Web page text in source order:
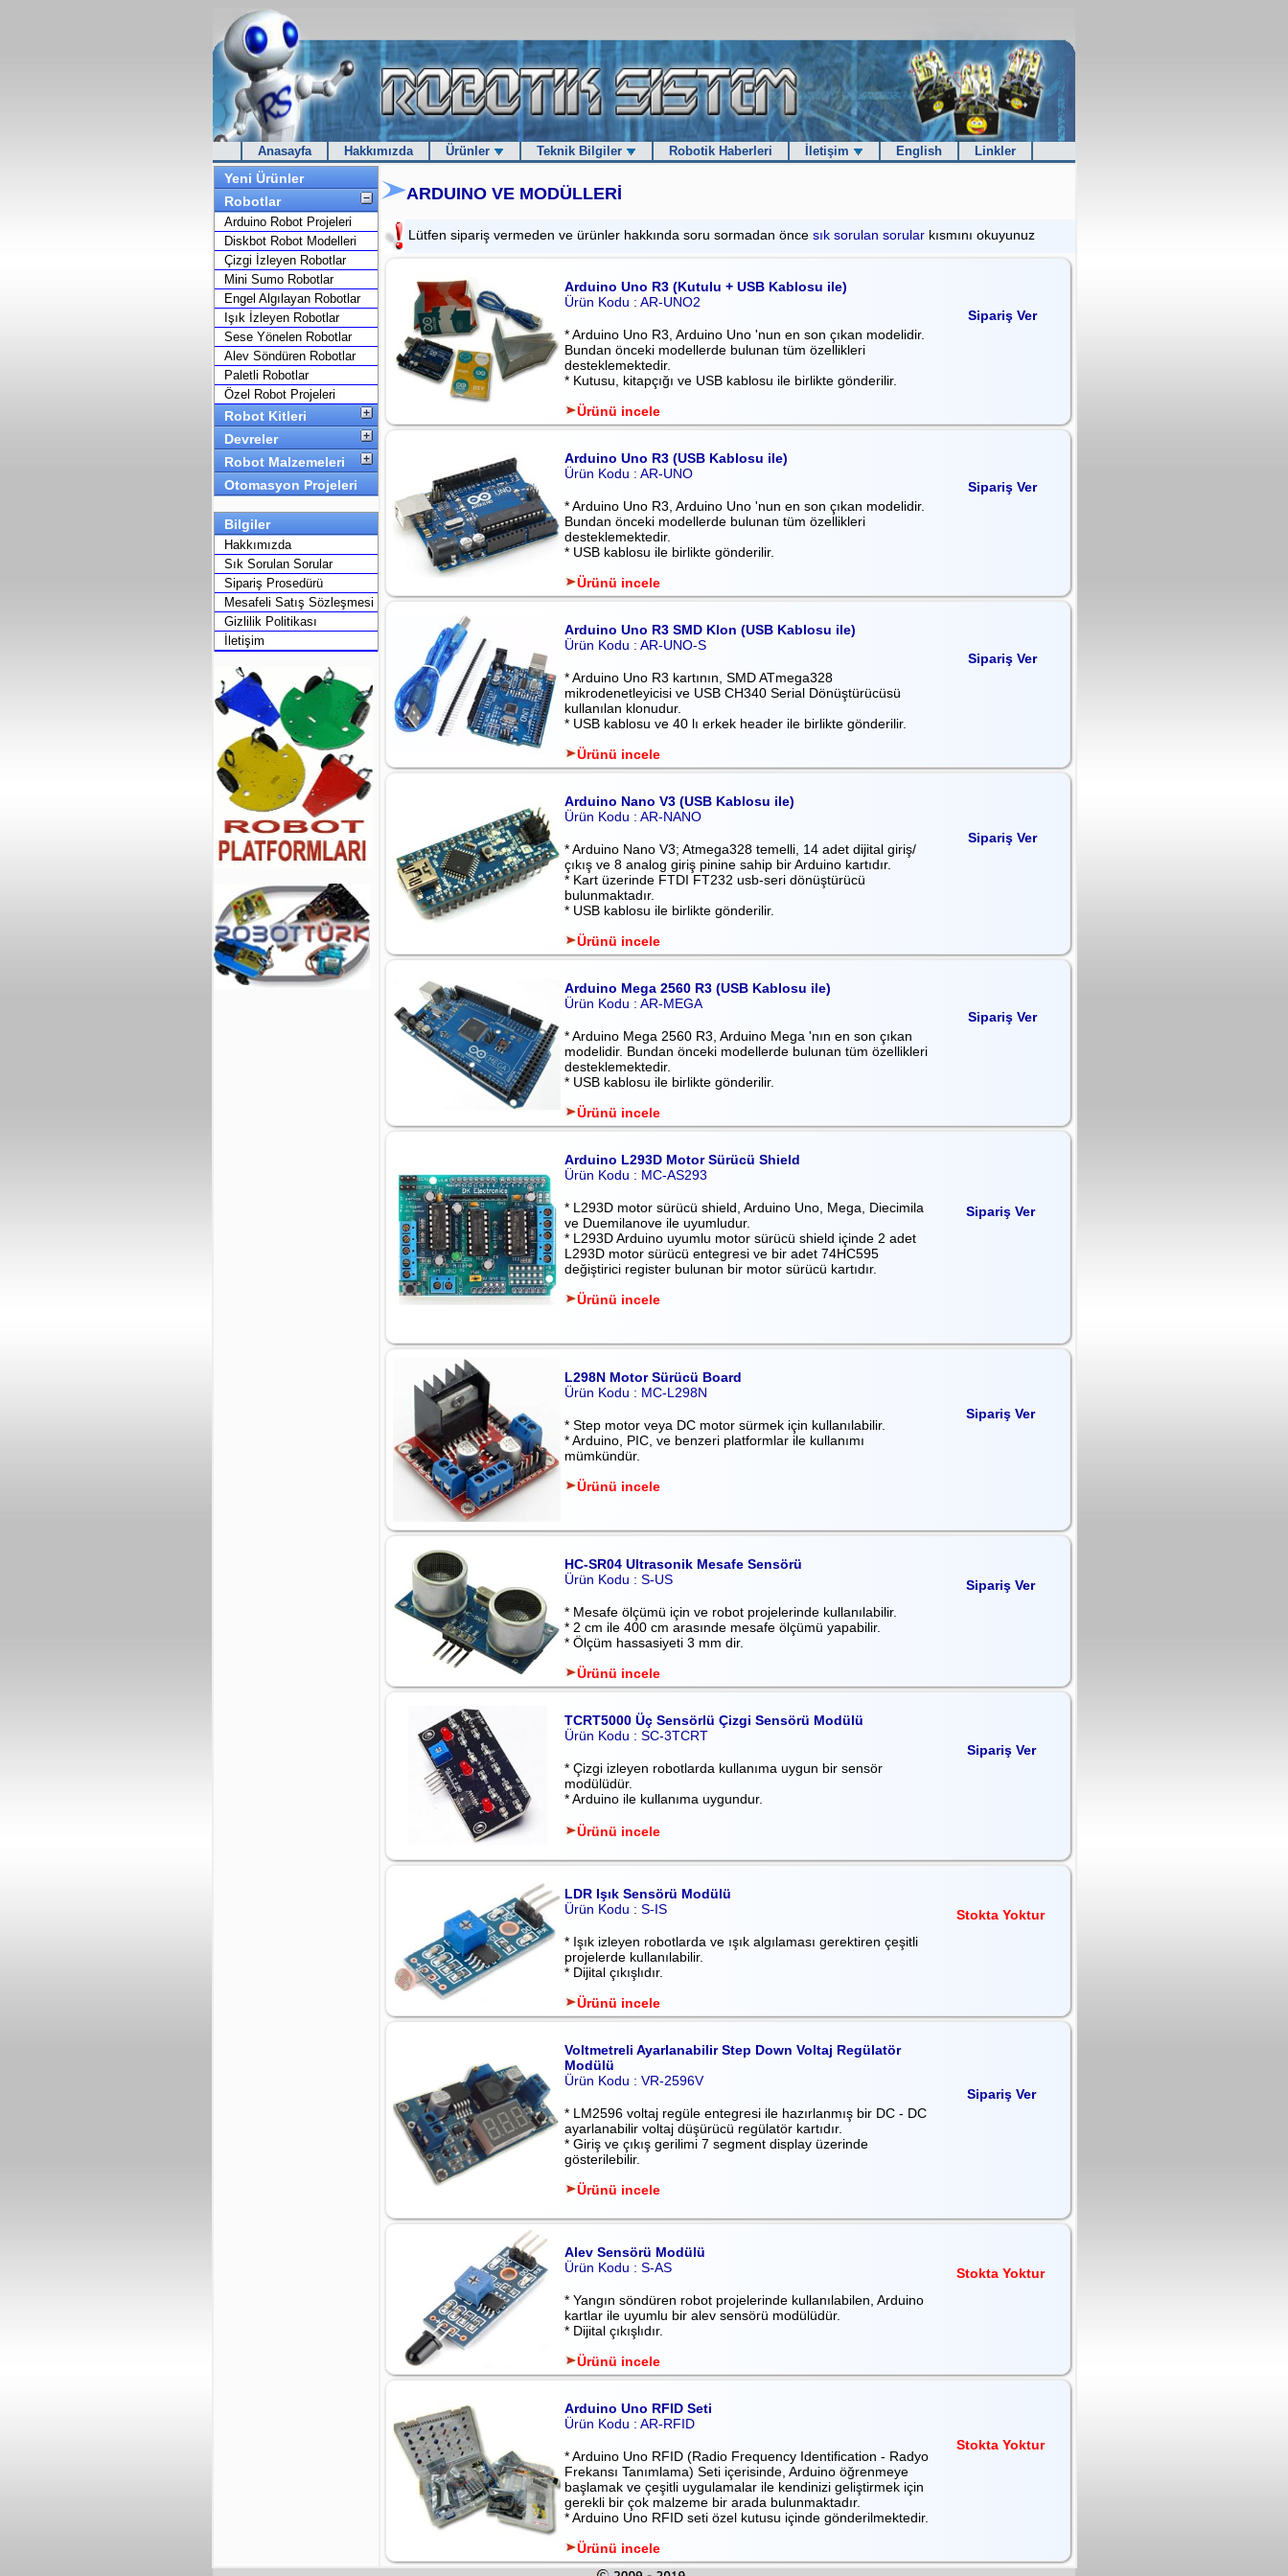
Anasayfa Hakkımızda Ürünler Teknik Bilgiler Robotik Haberleri İletişim English Linkler
Yeni Ürünler
Robotlar
Arduino Robot Projeleri
Diskbot Robot Modelleri
Çizgi İzleyen Robotlar
Mini Sumo Robotlar
Engel Algılayan Robotlar
Işık İzleyen Robotlar
Sese Yönelen Robotlar
Alev Söndüren Robotlar
Paletli Robotlar
Özel Robot Projeleri
Robot Kitleri
Devreler
Robot Malzemeleri
Otomasyon Projeleri
Bilgiler
Hakkımızda
Sık Sorulan Sorular
Sipariş Prosedürü
Mesafeli Satış Sözleşmesi
Gizlilik Politikası
İletişim
ARDUINO VE MODÜLLERİ
Lütfen sipariş vermeden ve ürünler hakkında soru sormadan önce sık sorulan sorularkısmını okuyunuz
Arduino Uno R3 (Kutulu + USB Kablosu ile)
Ürün Kodu : AR-UNO2
* Arduino Uno R3, Arduino Uno 'nun en son çıkan modelidir.
Bundan önceki modellerde bulunan tüm özellikleri
desteklemektedir.
* Kutusu, kitapçığı ve USB kablosu ile birlikte gönderilir.
Ürünü incele
Sipariş Ver
Arduino Uno R3 (USB Kablosu ile)
Ürün Kodu : AR-UNO
* Arduino Uno R3, Arduino Uno 'nun en son çıkan modelidir.
Bundan önceki modellerde bulunan tüm özellikleri
desteklemektedir.
* USB kablosu ile birlikte gönderilir.
Ürünü incele
Sipariş Ver
Arduino Uno R3 SMD Klon (USB Kablosu ile)
Ürün Kodu : AR-UNO-S
* Arduino Uno R3 kartının, SMD ATmega328
mikrodenetleyicisi ve USB CH340 Serial Dönüştürücüsü
kullanılan klonudur.
* USB kablosu ve 40 lı erkek header ile birlikte gönderilir.
Ürünü incele
Sipariş Ver
Arduino Nano V3 (USB Kablosu ile)
Ürün Kodu : AR-NANO
* Arduino Nano V3; Atmega328 temelli, 14 adet dijital giriş/
çıkış ve 8 analog giriş pinine sahip bir Arduino kartıdır.
* Kart üzerinde FTDI FT232 usb-seri dönüştürücü
bulunmaktadır.
* USB kablosu ile birlikte gönderilir.
Ürünü incele
Sipariş Ver
Arduino Mega 2560 R3 (USB Kablosu ile)
Ürün Kodu : AR-MEGA
* Arduino Mega 2560 R3, Arduino Mega 'nın en son çıkan
modelidir. Bundan önceki modellerde bulunan tüm özellikleri
desteklemektedir.
* USB kablosu ile birlikte gönderilir.
Ürünü incele
Sipariş Ver
Arduino L293D Motor Sürücü Shield
Ürün Kodu : MC-AS293
* L293D motor sürücü shield, Arduino Uno, Mega, Diecimila
ve Duemilanove ile uyumludur.
* L293D Arduino uyumlu motor sürücü shield içinde 2 adet
L293D motor sürücü entegresi ve bir adet 74HC595
değiştirici register bulunan bir motor sürücü kartıdır.
Ürünü incele
Sipariş Ver
L298N Motor Sürücü Board
Ürün Kodu : MC-L298N
* Step motor veya DC motor sürmek için kullanılabilir.
* Arduino, PIC, ve benzeri platformlar ile kullanımı
mümkündür.
Ürünü incele
Sipariş Ver
HC-SR04 Ultrasonik Mesafe Sensörü
Ürün Kodu : S-US
* Mesafe ölçümü için ve robot projelerinde kullanılabilir.
* 2 cm ile 400 cm arasınde mesafe ölçümü yapabilir.
* Ölçüm hassasiyeti 3 mm dir.
Ürünü incele
Sipariş Ver
TCRT5000 Üç Sensörlü Çizgi Sensörü Modülü
Ürün Kodu : SC-3TCRT
* Çizgi izleyen robotlarda kullanıma uygun bir sensör
modülüdür.
* Arduino ile kullanıma uygundur.
Ürünü incele
Sipariş Ver
LDR Işık Sensörü Modülü
Ürün Kodu : S-IS
* Işık izleyen robotlarda ve ışık algılaması gerektiren çeşitli
projelerde kullanılabilir.
* Dijital çıkışlıdır.
Ürünü incele
Stokta Yoktur
Voltmetreli Ayarlanabilir Step Down Voltaj Regülatör
Modülü
Ürün Kodu : VR-2596V
* LM2596 voltaj regüle entegresi ile hazırlanmış bir DC - DC
ayarlanabilir voltaj düşürücü regülatör kartıdır.
* Giriş ve çıkış gerilimi 7 segment display üzerinde
gösterilebilir.
Ürünü incele
Sipariş Ver
Alev Sensörü Modülü
Ürün Kodu : S-AS
* Yangın söndüren robot projelerinde kullanılabilen, Arduino
kartlar ile uyumlu bir alev sensörü modülüdür.
* Dijital çıkışlıdır.
Ürünü incele
Stokta Yoktur
Arduino Uno RFID Seti
Ürün Kodu : AR-RFID
* Arduino Uno RFID (Radio Frequency Identification - Radyo
Frekansı Tanımlama) Seti içerisinde, Arduino öğrenmeye
başlamak ve çeşitli uygulamalar ile kendinizi geliştirmek için
gerekli bir çok malzeme bir arada bulunmaktadır.
* Arduino Uno RFID seti özel kutusu içinde gönderilmektedir.
Ürünü incele
Stokta Yoktur